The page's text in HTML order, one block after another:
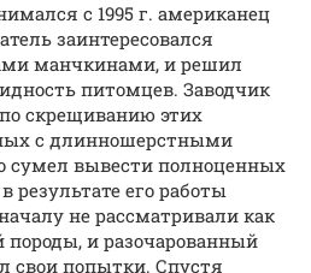
с 1995 г. американец
заинтересовался
манчкинами, и решил
питомцев. Заводчик
скрещиванию этих
с длинношерстными
сумел вывести полноценных
результате его работы
не рассматривали как
породы, и разочарованный
свои попытки. Спустя